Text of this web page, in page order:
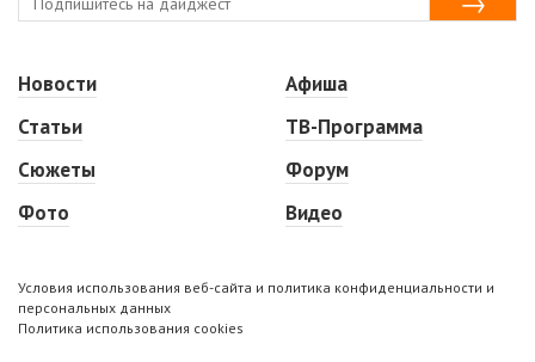
Новости
Статьи
Сюжеты
Фото
Афиша
ТВ-Программа
Форум
Видео
Условия использования веб-сайта и политика конфиденциальности и
персональных данных
Политика использования cookies